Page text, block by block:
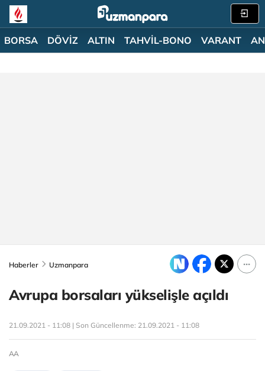
BORSA DÖVİZ ALTIN TAHVİL-BONO VARANT
Haberler Uzmanpara
Avrupa borsaları yükselişle açıldı
21.09.2021 - 11:08 | Son Güncellenme: 21.09.2021 - 11:08
AA